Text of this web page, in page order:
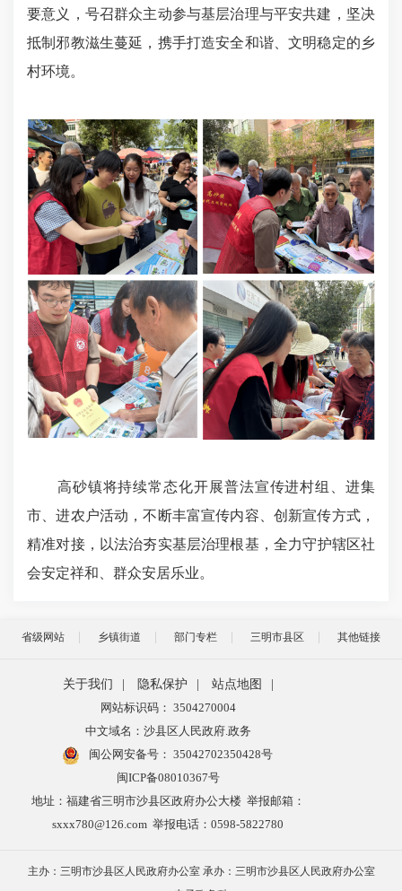
要意义，号召群众主动参与基层治理与平安共建，坚决
抵制邪教滋生蔓延，携手打造安全和谐、文明稳定的乡
村环境。
高砂镇将持续常态化开展普法宣传进村组、进集
市、进农户活动，不断丰富宣传内容、创新宣传方式，
精准对接，以法治夯实基层治理根基 ，全力守护辖区社
会安定祥和、群众安居乐业。
省级网站 乡镇街道 部门专栏 三明市县区 其他链接
关于我们 隐私保护 站点地图
网站标识码： 3504270004
中文域名：沙县区人民政府.政务
闽公网安备号： 35042702350428号
闽ICP备08010367号
地址：福建省三明市沙县区政府办公大楼 举报邮箱：
sxxx780@126.com 举报电话：0598-5822780
主办：三明市沙县区人民政府办公室 承办：三明市沙县区人民政府办公室